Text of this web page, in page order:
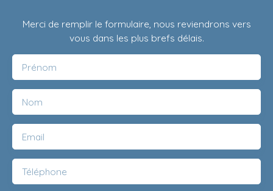
Merci de remplir le formulaire, nous reviendrons vers
vous dans les plus brefs délais.
Prénom
Nom
Email
Téléphone